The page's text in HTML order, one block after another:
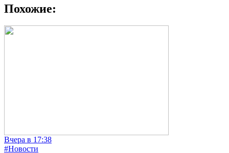
Похожие:
Вчера в 17:38
#Новости